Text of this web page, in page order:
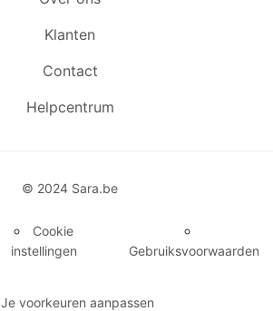
Klanten
Contact
Helpcentrum
© 2024 Sara.be
Cookie
instellingen
Gebruiksvoorwaarden
Je voorkeuren aanpassen